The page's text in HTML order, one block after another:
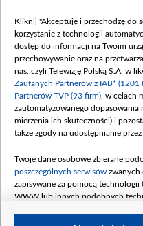
Kliknij "Akceptuję i przechodzę do
korzystanie z technologii
dostęp do informacji na Twoim
przechowywanie oraz na
nas, czyli Telewizję Polską S.A. w
Zaufanych Partnerów z IAB* (1201
Partnerów TVP (93 firm) , w celach
zautomatyzowanego dopasowania
mierzenia ich skuteczności) i
także zgody na udostępnianie
Twoje dane osobowe zbierane
poszczególnych serwisów zwanych
zapisywane za pomocą
WWW lub innych podobnych